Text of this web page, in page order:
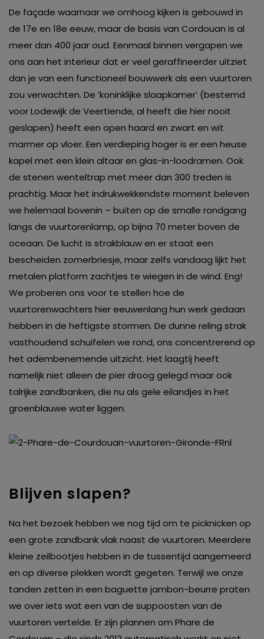
De façade waarnaar we omhoog kijken is gebouwd in
de 17e en 18e eeuw, maar de basis van Cordouan is al
meer dan 400 jaar oud. Eenmaal binnen vergapen we
ons aan het interieur dat er veel geraffineerder uitziet
dan je van een functioneel bouwwerk als een vuurtoren
zou verwachten. De ‘koninklijke slaapkamer’ (bestemd
voor Lodewijk de Veertiende, al heeft die hier nooit
geslapen) heeft een open haard en zwart en wit
marmer op vloer. Een verdieping hoger is er een heuse
kapel met een klein altaar en glas-in-loodramen. Ook
de stenen wenteltrap met meer dan 300 treden is
prachtig. Maar het indrukwekkendste moment beleven
we helemaal bovenin – buiten op de smalle rondgang
langs de vuurtorenlamp, op bijna 70 meter boven de
oceaan. De lucht is strakblauw en er staat een
bescheiden zomerbriesje, maar zelfs vandaag lijkt het
metalen platform zachtjes te wiegen in de wind. Eng!
We proberen ons voor te stellen hoe de
vuurtorenwachters hier eeuwenlang hun werk gedaan
hebben in de heftigste stormen. De dunne reling strak
vasthoudend schuifelen we rond, ons concentrerend op
het adembenemende uitzicht. Het laagtij heeft
namelijk niet alleen de pier droog gelegd maar ook
talrijke zandbanken, die nu als gele eilandjes in het
groenblauwe water liggen.
Blijven slapen?
Na het bezoek hebben we nog tijd om te picknicken op
een grote zandbank vlak naast de vuurtoren. Meerdere
kleine zeilbootjes hebben in de tussentijd aangemeerd
en op diverse plekken wordt gegeten. Terwijl we onze
tanden zetten in een baguette jambon-beurre praten
we over iets wat een van de suppoosten van de
vuurtoren vertelde. Er zijn plannen om Phare de